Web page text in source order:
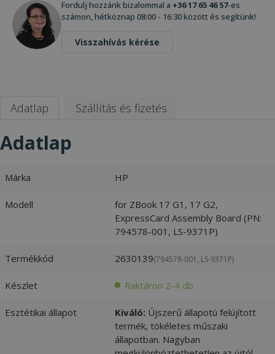
Fordulj hozzánk bizalommal a +36 17 65 46 57-es
számon, hétköznap 08:00 - 16:30 között és segítünk!
Visszahívás kérése
Adatlap Szállítás és fizetés
Adatlap
Márka HP
Modell
for ZBook 17 G1, 17 G2,
ExpressCard Assembly Board (PN:
794578-001, LS-9371P)
Termékkód 2630139(794578-001, LS-9371P)
Készlet Raktáron 2-4 db
Esztétikai állapot Kiváló: Újszerű állapotú felújított
termék, tökéletes műszaki
állapotban. Nagyban